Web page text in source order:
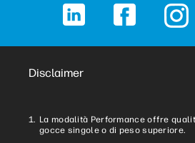
LinkedIn Facebook
Disclaimer
La modalità Performance offre
gocce singole o di peso superiore.